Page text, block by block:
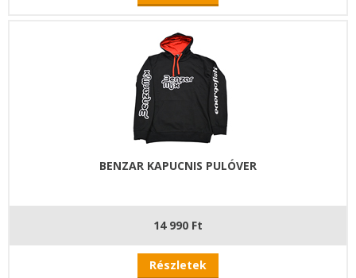
BENZAR KAPUCNIS PULÓVER
14 990 Ft
Részletek